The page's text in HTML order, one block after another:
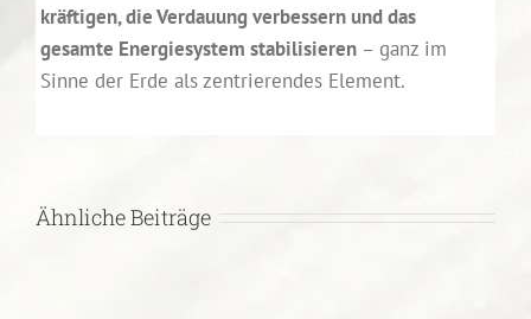
kräftigen, die Verdauung verbessern und das
gesamte Energiesystem stabilisieren– ganz im
Sinne der Erde als zentrierendes Element.
Ähnliche Beiträge